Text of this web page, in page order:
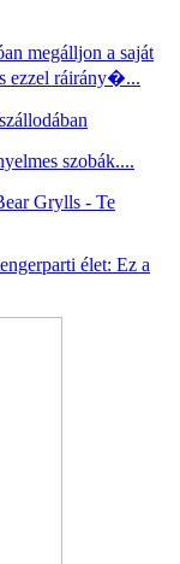
megálljon a saját
ezzel ráirány�...
szobák....
Grylls - Te
élet: Ez a